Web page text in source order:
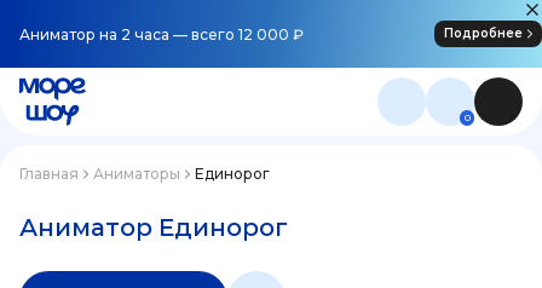
Аниматор на 2 часа — всего 12 000 ₽ Подробнее
0
Главная Аниматоры Единорог
Аниматор Единорог